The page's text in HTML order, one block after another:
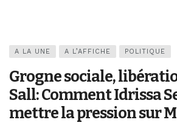
A LA UNE A L’AFFICHE POLITIQUE
Grogne sociale,
Sall: Comment Idrissa
mettre la pression sur